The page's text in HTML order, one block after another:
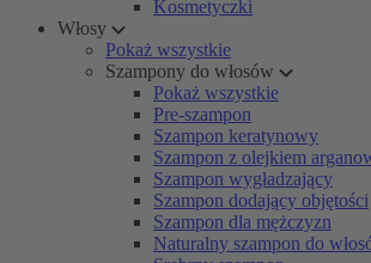
Kosmetyczki
Włosy
Pokaż wszystkie
Szampony do włosów
Pokaż wszystkie
Pre-szampon
Szampon keratynowy
Szampon z olejkiem
Szampon wygładzający
Szampon dodający objętości
Szampon dla mężczyzn
Naturalny szampon do